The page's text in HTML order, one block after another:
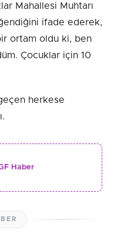
Mahallesi Muhtarı
ifade ederek,
ortam oldu ki, ben
Çocuklar için 10
herkese
Haber